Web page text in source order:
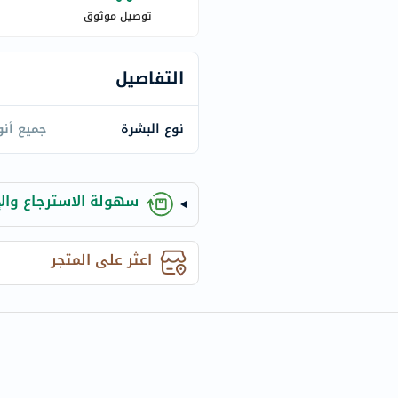
chek
activise
annemarie-
borlind
naturals
aveeno
freestylelibre
cetaphil
CHalpha
cerave
توصيل موثوق
التفاصيل
نوع البشرة جميع
سهولة الاسترجاع
اعثر على المتجر